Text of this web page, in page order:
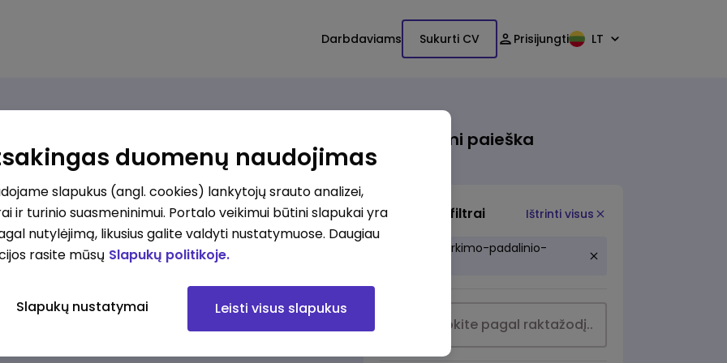
Darbdaviams Sukurti CV Prisijungti LT
nerasta. Pakoreguokite paiešką ir bandykite dar
Išsami paieška
Papildomi filtrai Ištrinti visus
tiekimo-pirkimo-padalinio-
duomenų naudojimas
slapukus (angl. cookies) lankytojų srauto analizei,
ir turinio suasmeninimui. Portalo veikimui būtini slapukai yra
nutylėjimą, likusius galite valdyti nustatymuose. Daugiau
rasite mūsų Slapukų politikoje.
Slapukų nustatymai Leisti visus slapukus